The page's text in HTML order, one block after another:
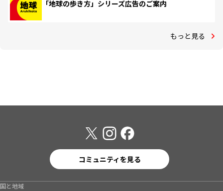
「地球の歩き方」シリーズ広告のご案内
もっと見る
コミュニティを見る
国と地域